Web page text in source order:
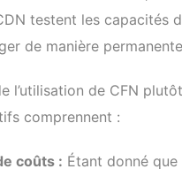
testent les capacités
de manière permanente.
l’utilisation de CFN
comprennent :
coûts : Étant donné que